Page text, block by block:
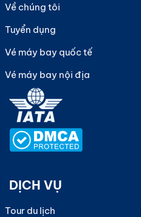
Về chúng tôi
Tuyển dụng
Vé máy bay quốc tế
Vé máy bay nội địa
DỊCH VỤ
Tour du lịch